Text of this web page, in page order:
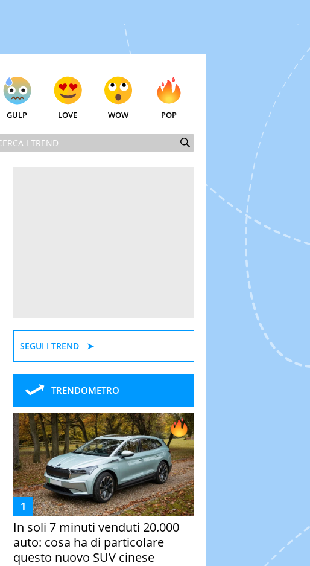
GULP LOVE WOW POP
SEGUI I TREND
TRENDOMETRO
In soli 7 minuti venduti 20.000
auto: cosa ha di particolare
questo nuovo SUV cinese